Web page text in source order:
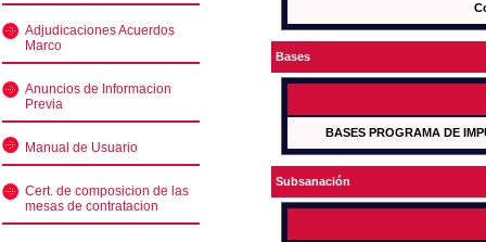
Adjudicaciones Acuerdos
Marco
Anuncios de Informacion
Previa
Manual de Usuario
Cert. de composicion de las
mesas de contratacion
Bases
BASES PROGRAMA DE
Subsanación